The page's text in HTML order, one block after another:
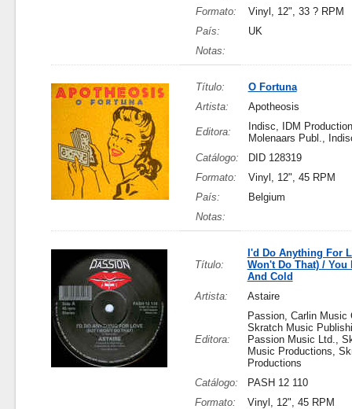
Formato:
Vinyl, 12", 33 ? RPM
País:
UK
Notas:
Título:
O Fortuna
Artista:
Apotheosis
Editora:
Indisc, IDM
Molenaars Publ.,
Catálogo:
DID 128319
Formato:
Vinyl, 12", 45 RPM
País:
Belgium
Notas:
Título:
I'd Do Anything For
Won't Do That) / You
And Cold
Artista:
Astaire
Editora:
Passion, Carlin Music
Skratch Music
Passion Music Ltd.,
Music Productions,
Productions
Catálogo:
PASH 12 110
Formato:
Vinyl, 12", 45 RPM